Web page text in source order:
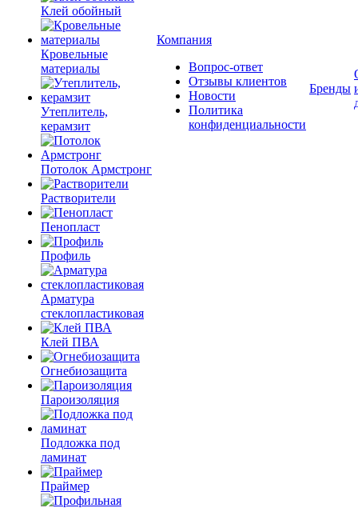
Клей обойный
Кровельные
материалы
Утеплитель,
керамзит
Потолок Армстронг
Растворители
Пенопласт
Профиль
Арматура
стеклопластиковая
Клей ПВА
Огнебиозащита
Пароизоляция
Подложка под
ламинат
Праймер
Компания
Вопрос-ответ
Отзывы клиентов
Новости
Политика
конфиденциальности
Бренды